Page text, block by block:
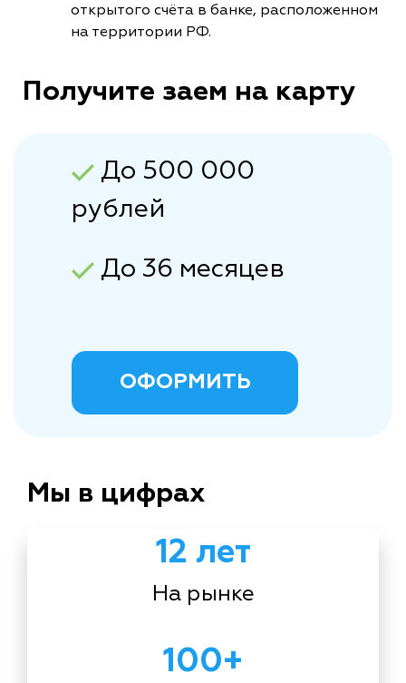
открытого счёта в банке, расположенном
на территории РФ.
Получите заем на карту
До 500 000
рублей
До 36 месяцев
ОФОРМИТЬ
Мы в цифрах
12 лет
На рынке
100+